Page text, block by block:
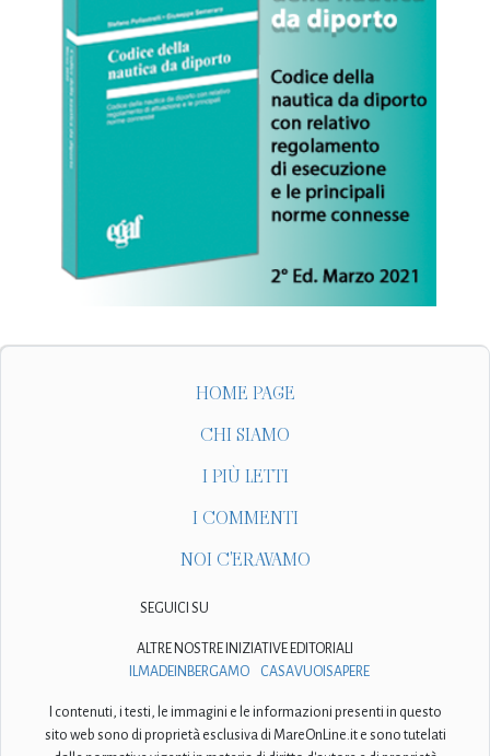
HOME PAGE
CHI SIAMO
I PIÙ LETTI
I COMMENTI
NOI C'ERAVAMO
SEGUICI SU
ALTRE NOSTRE INIZIATIVE EDITORIALI
ILMADEINBERGAMO
CASAVUOISAPERE
I contenuti, i testi, le immagini e le informazioni presenti in questo
sito web sono di proprietà esclusiva di MareOnLine.it e sono tutelati